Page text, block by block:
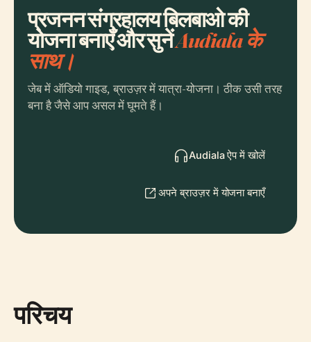
प्रजनन संग्रहालय बिलबाओ की
योजना बनाएँ और सुनेंAudiala के
साथ।
जेब में ऑडियो गाइड, ब्राउज़र में यात्रा-योजना। ठीक उसी तरह
बना है जैसे आप असल में घूमते हैं।
Audiala ऐप में खोलें
अपने ब्राउज़र में योजना बनाएँ
परिचय